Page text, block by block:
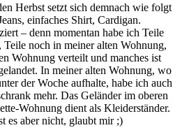
Herbst setzt sich demnach wie folgt
einfaches Shirt, Cardigan.
– denn momentan habe ich Teile
noch in meiner alten Wohnung,
Wohnung verteilt und manches ist
In meiner alten Wohnung, wo
der Woche aufhalte, habe ich auch
mehr. Das Geländer im oberen
Wohnung dient als Kleiderständer.
es aber nicht, glaubt mir ;)